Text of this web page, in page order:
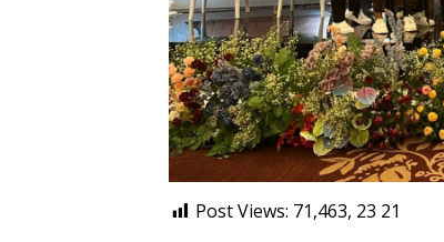
Post Views: 71,463, 23 21